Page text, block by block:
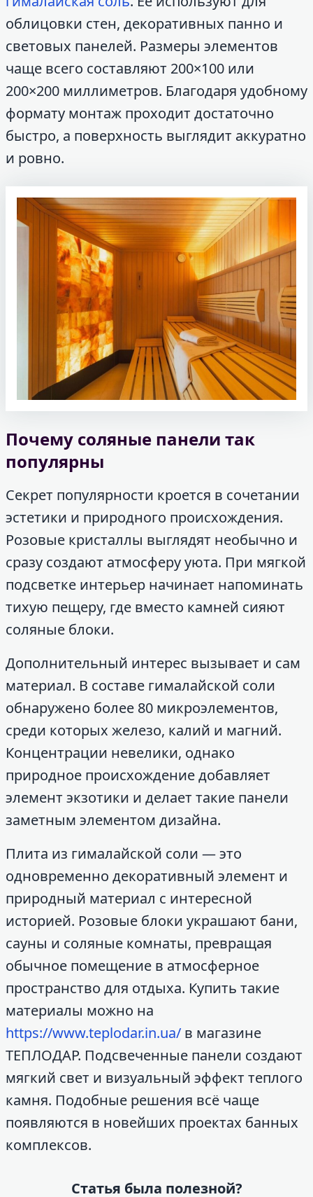
облицовки стен, декоративных панно и
световых панелей. Размеры элементов
чаще всего составляют 200×100 или
200×200 миллиметров. Благодаря удобному
формату монтаж проходит достаточно
быстро, а поверхность выглядит аккуратно
и ровно.
Почему соляные панели так
популярны
Секрет популярности кроется в сочетании
эстетики и природного происхождения.
Розовые кристаллы выглядят необычно и
сразу создают атмосферу уюта. При мягкой
подсветке интерьер начинает напоминать
тихую пещеру, где вместо камней сияют
соляные блоки.
Дополнительный интерес вызывает и сам
материал. В составе гималайской соли
обнаружено более 80 микроэлементов,
среди которых железо, калий и магний.
Концентрации невелики, однако
природное происхождение добавляет
элемент экзотики и делает такие панели
заметным элементом дизайна.
Плита из гималайской соли — это
одновременно декоративный элемент и
природный материал с интересной
историей. Розовые блоки украшают бани,
сауны и соляные комнаты, превращая
обычное помещение в атмосферное
пространство для отдыха. Купить такие
материалы можно на
https://www.teplodar.in.ua/ в магазине
ТЕПЛОДАР. Подсвеченные панели создают
мягкий свет и визуальный эффект теплого
камня. Подобные решения всё чаще
появляются в новейших проектах банных
комплексов.
Статья была полезной?